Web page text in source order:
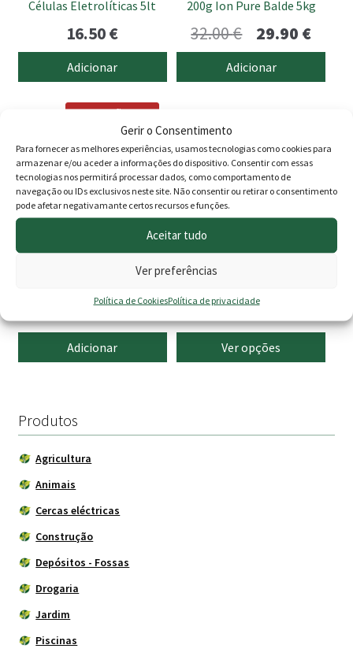
Gerir o Consentimento
Para fornecer as melhores experiências, usamos tecnologias como cookies para
armazenar e/ou aceder a informações do dispositivo. Consentir com essas
tecnologias nos permitirá processar dados, como comportamento de
navegação ou IDs exclusivos neste site. Não consentir ou retirar o consentimento
pode afetar negativamante certos recursos e funções.
Aceitar tudo
Ver preferências
Política de CookiesPolítica de privacidade
Células Eletrolíticas 5lt
16.50€
Adicionar
200g Ion Pure Balde 5kg
32.00€
preço
original
29.90 €O
atual
Adicionar
Limpa fundos flexível com
PROMOÇÃO -5%
preço
original atual
Adicionar
Termómetro Piscina
Ver opções
product
multiple
variants.
The
options
may
on
the
page
Produtos
Agricultura
Animais
Cercas eléctricas
Construção
Depósitos - Fossas
Drogaria
Jardim
Piscinas